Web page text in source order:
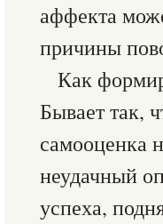
аффекта
причины
Как
Бывает так,
самооценка
неудачный
успеха,